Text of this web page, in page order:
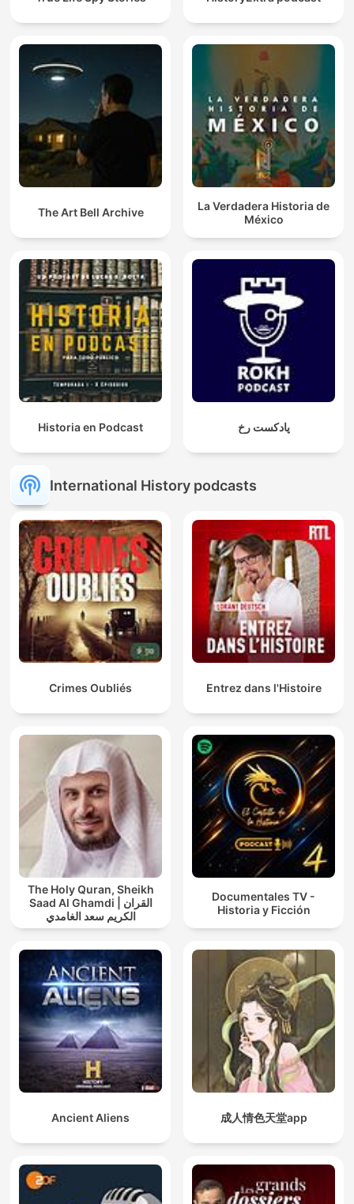
The Art Bell Archive
La Verdadera Historia de
México
Historia en Podcast پادکست رخ
International History podcasts
Crimes Oubliés Entrez dans l'Histoire
The Holy Quran, Sheikh
Saad Al Ghamdi | القران
الكريم سعد الغامدي
Documentales TV -
Historia y Ficción
Ancient Aliens 成人情色天堂app